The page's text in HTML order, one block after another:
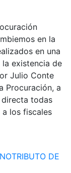
en la
en una
existencia de
Julio Conte
Procuración, a
todas
a los fiscales
DE